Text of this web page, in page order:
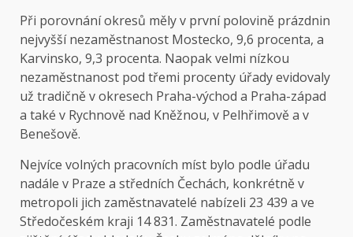
Při porovnání okresů měly v první polovině prázdnin
nejvyšší nezaměstnanost Mostecko, 9,6 procenta, a
Karvinsko, 9,3 procenta. Naopak velmi nízkou
nezaměstnanost pod třemi procenty úřady evidovaly
už tradičně v okresech Praha-východ a Praha-západ
a také v Rychnově nad Kněžnou, v Pelhřimově a v
Benešově.
Nejvíce volných pracovních míst bylo podle úřadu
nadále v Praze a středních Čechách, konkrétně v
metropoli jich zaměstnavatelé nabízeli 23 439 a ve
Středočeském kraji 14 831. Zaměstnavatelé podle